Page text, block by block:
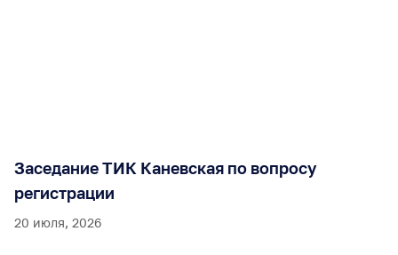
Заседание ТИК Каневская по вопросу
регистрации
20 июля, 2026